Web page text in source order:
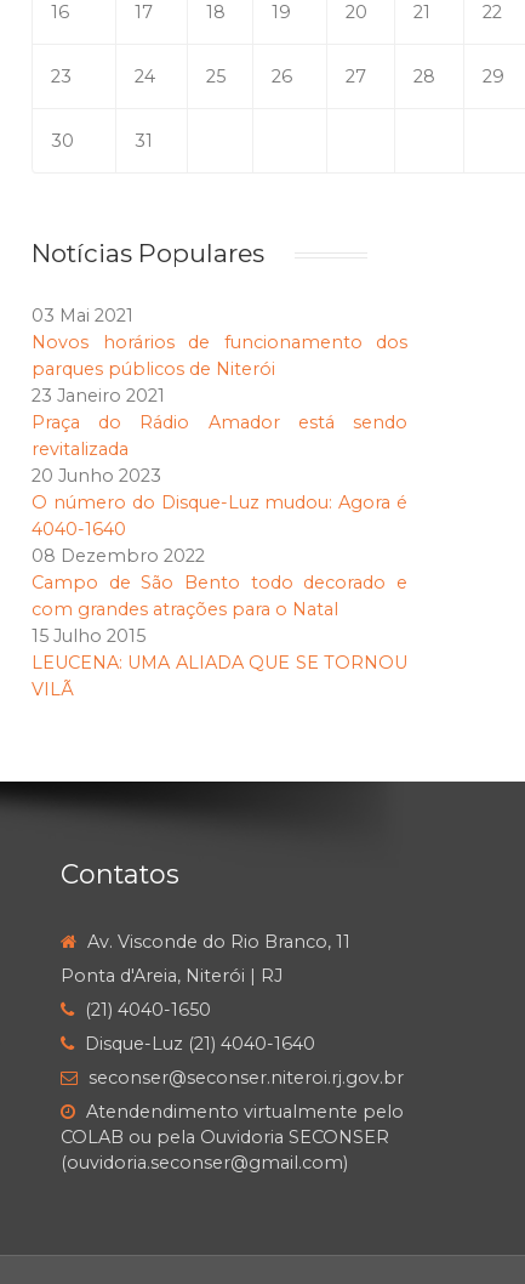
16 17 18 19 20 21 22
23 24 25 26 27 28 29
30 31
Notícias Populares
03 Mai 2021
Novos horários de funcionamento dos
parques públicos de Niterói
23 Janeiro 2021
Praça do Rádio Amador está sendo
revitalizada
20 Junho 2023
O número do Disque-Luz mudou: Agora é
4040-1640
08 Dezembro 2022
Campo de São Bento todo decorado e
com grandes atrações para o Natal
15 Julho 2015
LEUCENA: UMA ALIADA QUE SE TORNOU
VILÃ
Contatos
Av. Visconde do Rio Branco, 11
Ponta d'Areia, Niterói | RJ
(21) 4040-1650
Disque-Luz (21) 4040-1640
seconser@seconser.niteroi.rj.gov.br
Atendendimento virtualmente pelo
COLAB ou pela Ouvidoria SECONSER
(ouvidoria.seconser@gmail.com)